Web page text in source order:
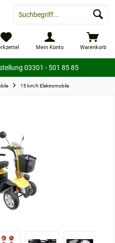
03301 - 501 85 85
Warenkorb
Mein Konto
15 km/h Elektromobile